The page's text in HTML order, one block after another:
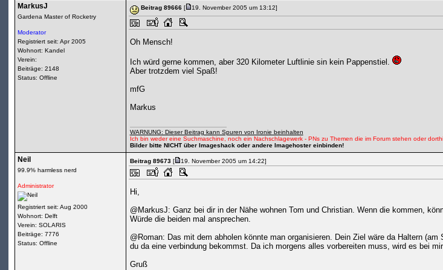
MarkusJ
Gardena Master of Rocketry
Moderator
Registriert seit: Apr 2005
Wohnort: Kandel
Verein:
Beiträge: 2148
Status: Offline
Beitrag 89666[
19. November 2005 um 13:12]
Oh Mensch!
Ich würd gerne kommen, aber 320 Kilometer Luftlinie sin kein Pappenstiel.
Aber trotzdem viel Spaß!
mfG
Markus
WARNUNG: Dieser Beitrag kann Spuren von Ironie beinhalten
Ich bin weder eine Suchmaschine, noch ein Nachschlagewerk - PNs zu Themen die im Forum stehen oder
Bilder bitte NICHT über Imageshack oder andere Imagehoster einbinden!
Neil
99.9% harmless nerd
Administrator
Registriert seit: Aug 2000
Wohnort: Delft
Verein: SOLARIS
Beiträge: 7776
Status: Offline
Beitrag 89673[
19. November 2005 um 14:22]
Hi,
@MarkusJ: Ganz bei dir in der Nähe wohnen Tom und Christian. Wenn die kommen,
Würde die beiden mal ansprechen.
@Roman: Das mit dem abholen könnte man organisieren. Dein Ziel wäre da Haltern
du da eine verbindung bekommst. Da ich morgens alles vorbereiten muss, wird es bei
Gruß